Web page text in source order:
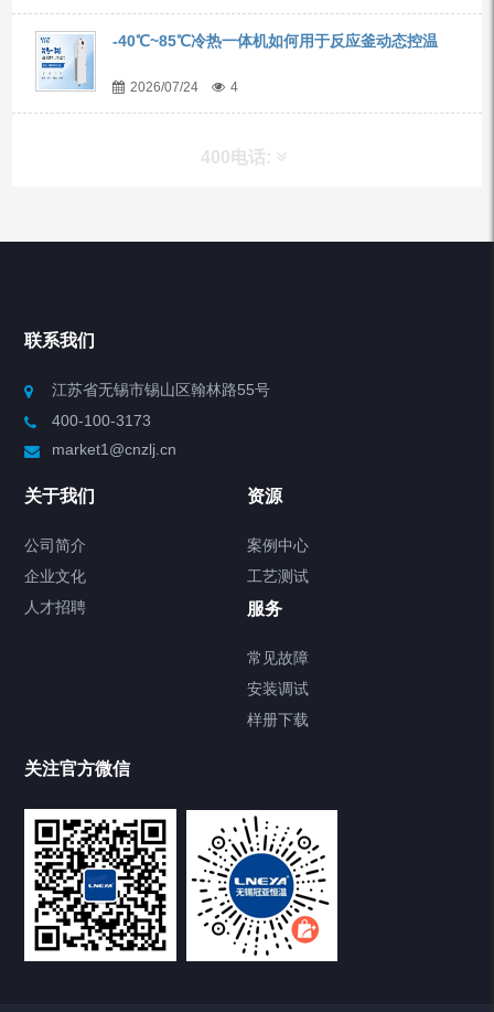
-40℃~85℃冷热一体机如何用于反应釜动态控温
2026/07/24 4
400电话:
制冷加热动态控温系统
Chiller气体控温系统
Chamber试验箱
TCU温度控制单元
VOCs冷凝回收装置
联系我们
江苏省无锡市锡山区翰林路55号
400-100-3173
market1@cnzlj.cn
关于我们
公司简介
企业文化
人才招聘
资源
案例中心
工艺测试
服务
常见故障
安装调试
样册下载
关注官方微信